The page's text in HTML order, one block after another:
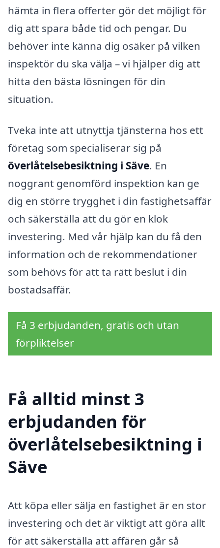
hämta in flera offerter gör det möjligt för
dig att spara både tid och pengar. Du
behöver inte känna dig osäker på vilken
inspektör du ska välja – vi hjälper dig att
hitta den bästa lösningen för din
situation.
Tveka inte att utnyttja tjänsterna hos ett
företag som specialiserar sig på
överlåtelsebesiktning i Säve. En
noggrant genomförd inspektion kan ge
dig en större trygghet i din fastighetsaffär
och säkerställa att du gör en klok
investering. Med vår hjälp kan du få den
information och de rekommendationer
som behövs för att ta rätt beslut i din
bostadsaffär.
Få 3 erbjudanden, gratis och utan
förpliktelser
Få alltid minst 3
erbjudanden för
överlåtelsebesiktning i
Säve
Att köpa eller sälja en fastighet är en stor
investering och det är viktigt att göra allt
för att säkerställa att affären går så